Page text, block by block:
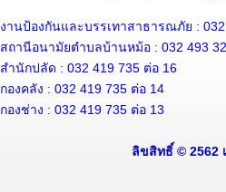
งานป้องกันและบรรเทาสาธารณภัย :
สถานีอนามัยตำบลบ้านหม้อ : 032 493
สำนักปลัด : 032 419 735 ต่อ 16
กองคลัง : 032 419 735 ต่อ 14
กองช่าง : 032 419 735 ต่อ 13
ลิขสิทธิ์ © 2562